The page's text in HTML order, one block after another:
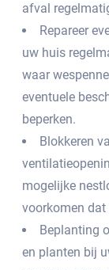
afval
Repareer
uw huis
waar
eventuele
beperken.​
Blokkeren
mogelijke
voorkomen dat
Beplanting
en planten bij